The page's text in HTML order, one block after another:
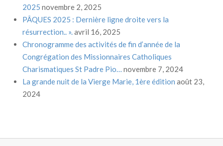
2025 novembre 2, 2025
PÂQUES 2025 : Dernière ligne droite vers la
résurrection.. ».avril 16, 2025
Chronogramme des activités de fin d’année de la
Congrégation des Missionnaires Catholiques
Charismatiques St Padre Pio… novembre 7, 2024
La grande nuit de la Vierge Marie, 1ère édition août 23,
2024